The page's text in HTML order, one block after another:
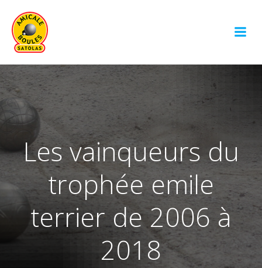
Les vainqueurs du
trophée emile
terrier de 2006 à
2018